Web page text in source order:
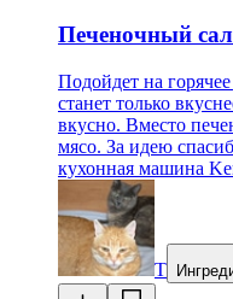
Печеночный
Подойдет на
станет только
вкусно. Вместо
мясо. За идею
кухонная машина
Т